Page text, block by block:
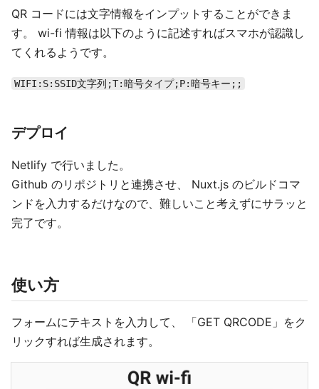
QR コードには文字情報をインプットすることができま
す。 wi-fi 情報は以下のように記述すればスマホが認識し
てくれるようです。
WIFI:S:SSID文字列;T:暗号タイプ;P:暗号キー;;
デプロイ
Netlify で行いました。
Github のリポジトリと連携させ、 Nuxt.js のビルドコマ
ンドを入力するだけなので、難しいこと考えずにサラッと
完了です。
使い方
フォームにテキストを入力して、 「GET QRCODE」をク
リックすれば生成されます。